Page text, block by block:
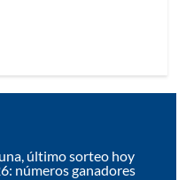
último sorteo hoy
números ganadores